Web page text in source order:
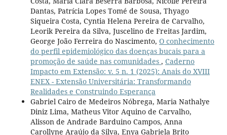
Dantas, Patrícia Lopes Tomé de Sousa, Thyago
Siqueira Costa, Cyntia Helena Pereira de Carvalho,
Leorik Pereira da Silva, Juscelino de Freitas Jardim,
George João Ferreira do Nascimento, O conhecimento
do perfil epidemiológico das doenças bucais para a
promoção de saúde nas comunidades , Caderno
Impacto em Extensão: v. 5 n. 1 (2025): Anais do XVIII
ENEX - Extensão Universitária: Transformando
Realidades e Construindo Esperança
Gabriel Cairo de Medeiros Nóbrega, Maria Nathalye
Diniz Lima, Matheus Vitor Aquino de Carvalho,
Alisson de Andrade Barduino Campos, Anna
Carollyne Araújo da Silva, Enya Gabriela Brito